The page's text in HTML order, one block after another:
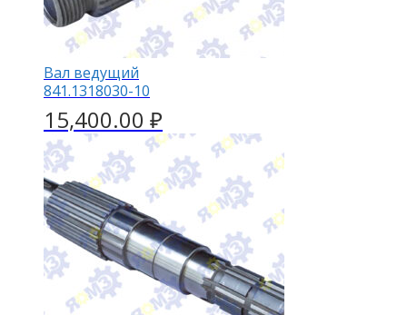
Вал ведущий
841.1318030-10
15,400.00 ₽